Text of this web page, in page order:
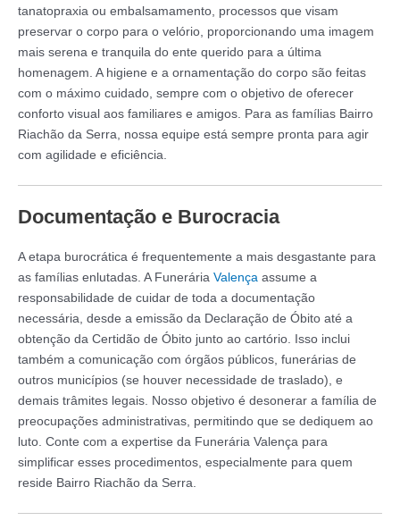
tanatopraxia ou embalsamamento, processos que visam
preservar o corpo para o velório, proporcionando uma imagem
mais serena e tranquila do ente querido para a última
homenagem. A higiene e a ornamentação do corpo são feitas
com o máximo cuidado, sempre com o objetivo de oferecer
conforto visual aos familiares e amigos. Para as famílias Bairro
Riachão da Serra, nossa equipe está sempre pronta para agir
com agilidade e eficiência.
Documentação e Burocracia
A etapa burocrática é frequentemente a mais desgastante para
as famílias enlutadas. A Funerária Valença assume a
responsabilidade de cuidar de toda a documentação
necessária, desde a emissão da Declaração de Óbito até a
obtenção da Certidão de Óbito junto ao cartório. Isso inclui
também a comunicação com órgãos públicos, funerárias de
outros municípios (se houver necessidade de traslado), e
demais trâmites legais. Nosso objetivo é desonerar a família de
preocupações administrativas, permitindo que se dediquem ao
luto. Conte com a expertise da Funerária Valença para
simplificar esses procedimentos, especialmente para quem
reside Bairro Riachão da Serra.